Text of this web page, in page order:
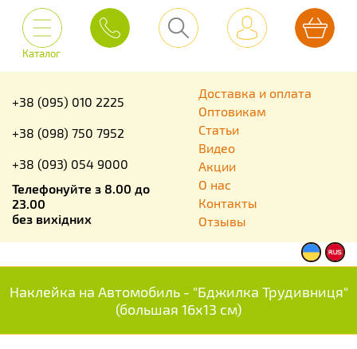
Каталог
+38 (095) 010 2225
+38 (098) 750 7952
+38 (093) 054 9000
Телефонуйте з 8.00 до
23.00
без вихідних
Доставка и оплата
Оптовикам
Статьи
Видео
Акции
О нас
Контакты
Отзывы
Наклейка на Автомобиль - "Бджилка Трудивниця"
(большая 16х13 см)